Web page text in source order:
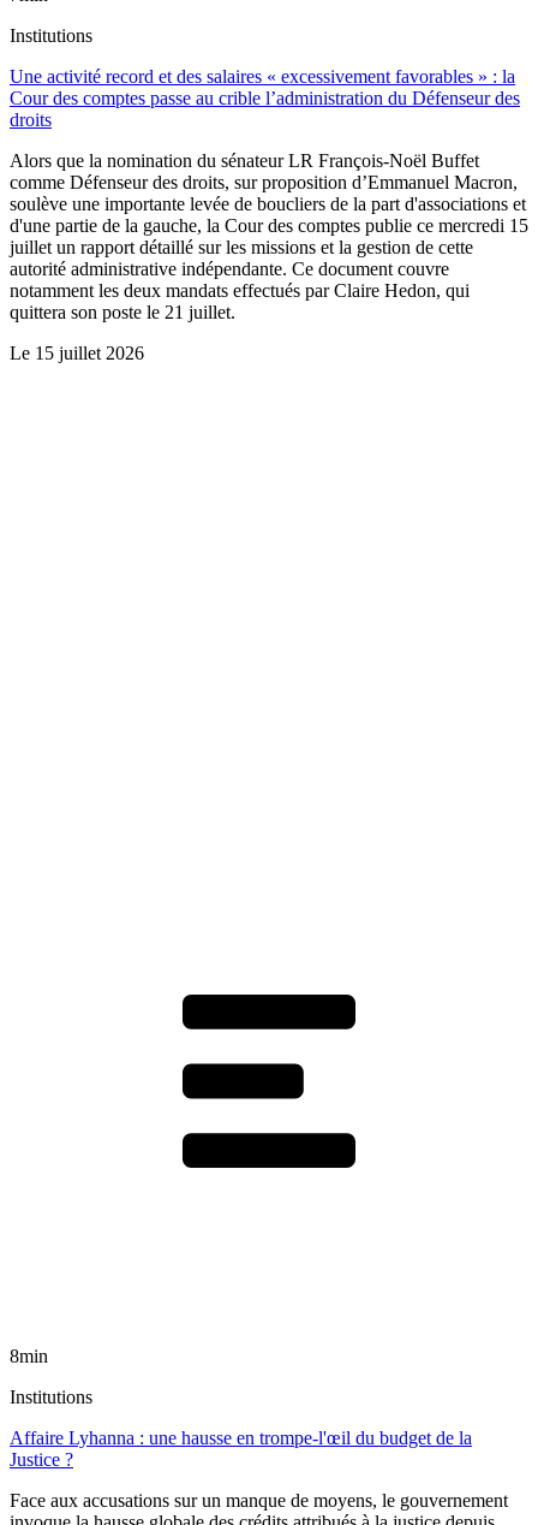
Institutions
Une activité record et des salaires « excessivement favorables » : la
Cour des comptes passe au crible l’administration du Défenseur des
droits
Alors que la nomination du sénateur LR François-Noël Buffet
comme Défenseur des droits, sur proposition d’Emmanuel Macron,
soulève une importante levée de boucliers de la part d'associations et
d'une partie de la gauche, la Cour des comptes publie ce mercredi 15
juillet un rapport détaillé sur les missions et la gestion de cette
autorité administrative indépendante. Ce document couvre
notamment les deux mandats effectués par Claire Hedon, qui
quittera son poste le 21 juillet.
Le 15 juillet 2026
8min
Institutions
Affaire Lyhanna : une hausse en trompe-l'œil du budget de la
Justice ?
Face aux accusations sur un manque de moyens, le gouvernement